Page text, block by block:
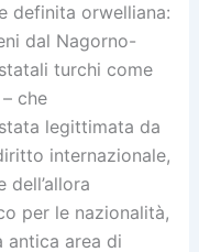
definita orwelliana:
dal Nagorno-
turchi come
che
legittimata da
internazionale,
per le nazionalità,
antica area di